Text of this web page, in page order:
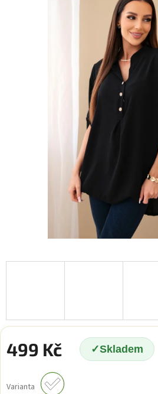
499 Kč Skladem
cena:
Varianta